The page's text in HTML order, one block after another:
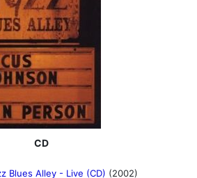
CD
Blues Alley - Live (CD) (2002)